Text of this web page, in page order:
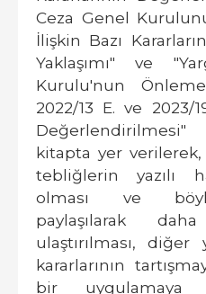
Ceza Genel
İlişkin Bazı
Yaklaşımı" ve
Kurulu'nun
2022/13 E. ve 2023/
kitapta yer
tebliğlerin yazılı
olması ve
paylaşılarak
ulaştırılması,
kararlarının
bir uygulamaya